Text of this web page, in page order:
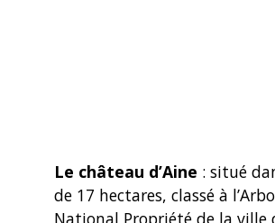
Le château d’Aine : situé
de 17 hectares, classé à
National Propriété de la ville